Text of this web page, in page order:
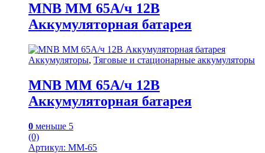
MNB MM 65А/ч 12В
Аккумуляторная батарея
Аккумуляторы, Тяговые и стационарные аккумуляторы
MNB MM 65А/ч 12В
Аккумуляторная батарея
0 меньше 5
(0)
Артикул: MM-65